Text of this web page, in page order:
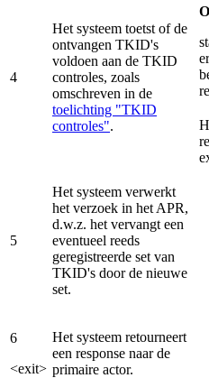
4
Het systeem toetst of de
ontvangen TKID's
voldoen aan de TKID
controles, zoals
omschreven in de
toelichting "TKID
controles".
5
Het systeem verwerkt
het verzoek in het APR,
d.w.z. het vervangt een
eventueel reeds
geregistreerde set van
TKID's door de nieuwe
set.
6
<exit>
Het systeem retourneert
een response naar de
primaire actor.